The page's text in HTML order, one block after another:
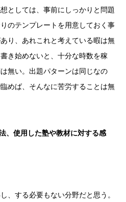
としては、事前にしっかりと問題
のテンプレートを用意しておく事
り、あれこれと考えている暇は無
き始めないと、十分な時数を稼
無い。出題パターンは同じなの
めば、そんなに苦労することは無
、使用した塾や教材に対する感
、する必要もない分野だと思う。